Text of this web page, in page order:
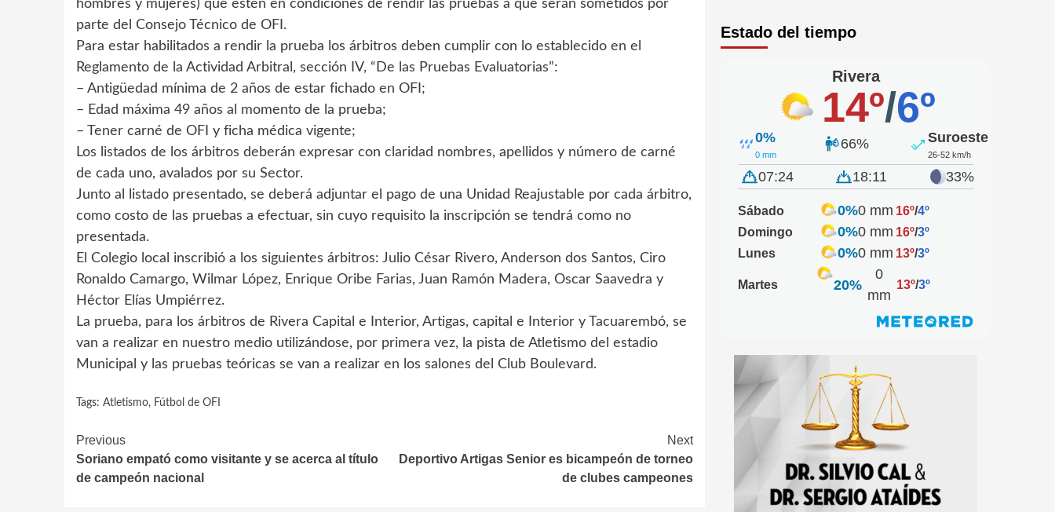
hombres y mujeres) que estén en condiciones de rendir las pruebas a que serán sometidos por
parte del Consejo Técnico de OFI.
Para estar habilitados a rendir la prueba los árbitros deben cumplir con lo establecido en el
Reglamento de la Actividad Arbitral, sección IV, “De las Pruebas Evaluatorias”:
– Antigüedad mínima de 2 años de estar fichado en OFI;
– Edad máxima 49 años al momento de la prueba;
– Tener carné de OFI y ficha médica vigente;
Los listados de los árbitros deberán expresar con claridad nombres, apellidos y número de carné
de cada uno, avalados por su Sector.
Junto al listado presentado, se deberá adjuntar el pago de una Unidad Reajustable por cada árbitro,
como costo de las pruebas a efectuar, sin cuyo requisito la inscripción se tendrá como no
presentada.
El Colegio local inscribió a los siguientes árbitros: Julio César Rivero, Anderson dos Santos, Ciro
Ronaldo Camargo, Wilmar López, Enrique Oribe Farias, Juan Ramón Madera, Oscar Saavedra y
Héctor Elías Umpiérrez.
La prueba, para los árbitros de Rivera Capital e Interior, Artigas, capital e Interior y Tacuarembó, se
van a realizar en nuestro medio utilizándose, por primera vez, la pista de Atletismo del estadio
Municipal y las pruebas teóricas se van a realizar en los salones del Club Boulevard.
Tags: Atletismo, Fútbol de OFI
Continue
Reading
Previous
Soriano empató como visitante y se acerca al título
de campeón nacional
Next
Deportivo Artigas Senior es bicampeón de torneo
de clubes campeones
Estado del tiempo
Rivera
14º/6º
0%
0 mm
66% Suroeste
26-52 km/h
07:24 18:11 33%
Sábado 0%0 mm 16º/4º
Domingo
0%0 mm 16º/3º
Lunes
0%0 mm 13º/3º
Martes 20%
0
mm
13º/3º